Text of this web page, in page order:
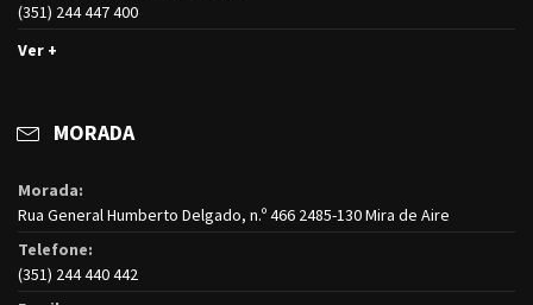
(351) 244 447 400
Ver +
MORADA
Morada:
Rua General Humberto Delgado, n.º 466 2485-130 Mira de Aire
Telefone:
(351) 244 440 442